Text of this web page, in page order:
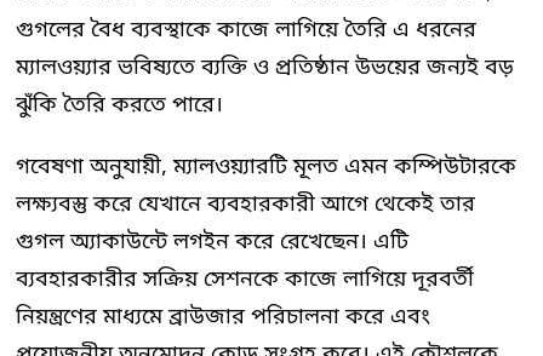
গুগলের বৈধ ব্যবস্থাকে কাজে লাগিয়ে তৈরি এ ধরনের
ম্যালওয়্যার ভবিষ্যতে ব্যক্তি ও প্রতিষ্ঠান উভয়ের জন্যই বড়
ঝুঁকি তৈরি করতে পারে।
গবেষণা অনুযায়ী, ম্যালওয়্যারটি মূলত এমন কম্পিউটারকে
লক্ষ্যবস্তু করে যেখানে ব্যবহারকারী আগে থেকেই তার
গুগল অ্যাকাউন্টে লগইন করে রেখেছেন। এটি
ব্যবহারকারীর সক্রিয় সেশনকে কাজে লাগিয়ে দূরবর্তী
নিয়ন্ত্রণের মাধ্যমে ব্রাউজার পরিচালনা করে এবং